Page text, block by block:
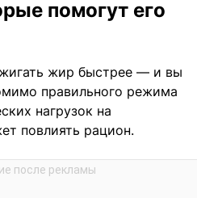
помогут его
жир быстрее — и вы
правильного режима
нагрузок на
повлиять рацион.